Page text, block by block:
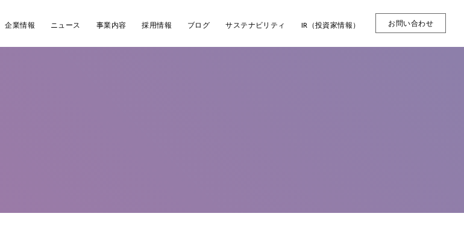
企業情報 ニュース 事業内容 採用情報 ブログ サステナビリティ IR（投資家情報） お問い合わせ